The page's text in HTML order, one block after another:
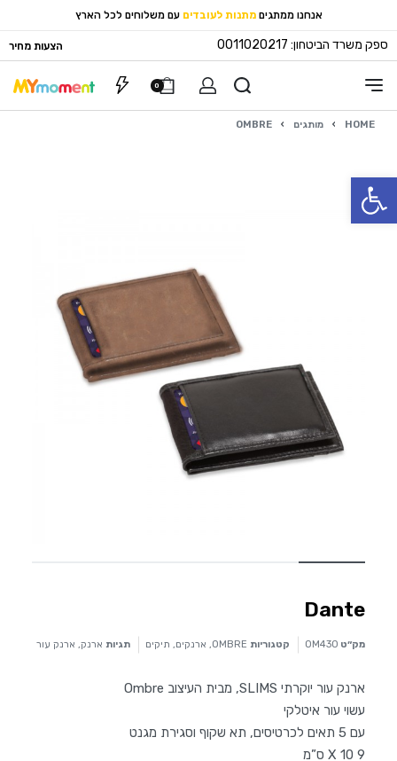
פתח סרגל נגישות
אנחנו ממתגים מתנות לעובדים עם משלוחים לכל הארץ
ספק משרד הביטחון: 0011020217 הצעות מחיר
0
HOME
› מותגים ›
OMBRE
Dante
מק״ט OM430 קטגוריות OMBRE
, ארנקים, תיקים תגיות ארנק, ארנק עור
ארנק עור יוקרתי SLIMS, מבית העיצוב Ombre
עשוי עור איטלקי
עם 5 תאים לכרטיסים, תא שקוף וסגירת מגנט
9 X 10 ס”מ